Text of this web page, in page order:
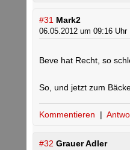
#31 Mark2
06.05.2012 um 09:16 Uhr
Beve hat Recht, so
So, und jetzt zum
Kommentieren |
#32 Grauer Adler